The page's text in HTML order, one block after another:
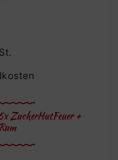
ZuckerHutFeuer +